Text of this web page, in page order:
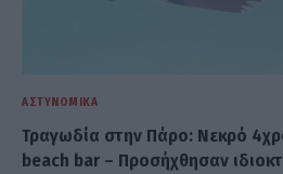
ΑΣΤΥΝΟΜΙΚΆ
Τραγωδία στην Πάρο: Νεκρό
beach bar – Προσήχθησαν